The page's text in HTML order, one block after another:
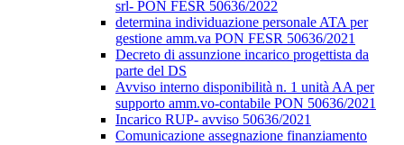
srl- PON FESR 50636/2022
determina individuazione personale ATA per
gestione amm.va PON FESR 50636/2021
Decreto di assunzione incarico progettista da
parte del DS
Avviso interno disponibilità n. 1 unità AA per
supporto amm.vo-contabile PON 50636/2021
Incarico RUP- avviso 50636/2021
Comunicazione assegnazione finanziamento